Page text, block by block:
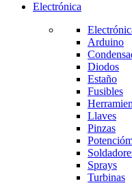
Electrónica
Arduino
Diodos
Estaño
Fusibles
Llaves
Pinzas
Sprays
Turbinas